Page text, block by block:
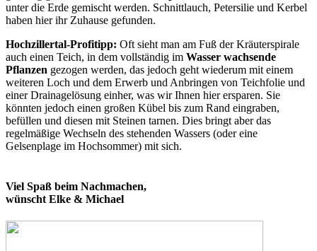
unter die Erde gemischt werden. Schnittlauch, Petersilie und Kerbel
haben hier ihr Zuhause gefunden.
Hochzillertal-Profitipp: Oft sieht man am Fuß der Kräuterspirale
auch einen Teich, in dem vollständig im Wasser wachsende
Pflanzen gezogen werden, das jedoch geht wiederum mit einem
weiteren Loch und dem Erwerb und Anbringen von Teichfolie und
einer Drainagelösung einher, was wir Ihnen hier ersparen. Sie
könnten jedoch einen großen Kübel bis zum Rand eingraben,
befüllen und diesen mit Steinen tarnen. Dies bringt aber das
regelmäßige Wechseln des stehenden Wassers (oder eine
Gelsenplage im Hochsommer) mit sich.
Viel Spaß beim Nachmachen,
wünscht Elke & Michael